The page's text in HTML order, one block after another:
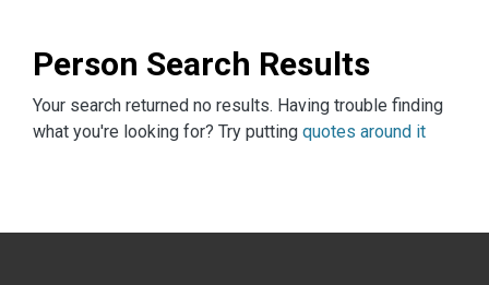
Person Search Results
Your search returned no results. Having trouble finding
what you're looking for? Try putting quotes around it